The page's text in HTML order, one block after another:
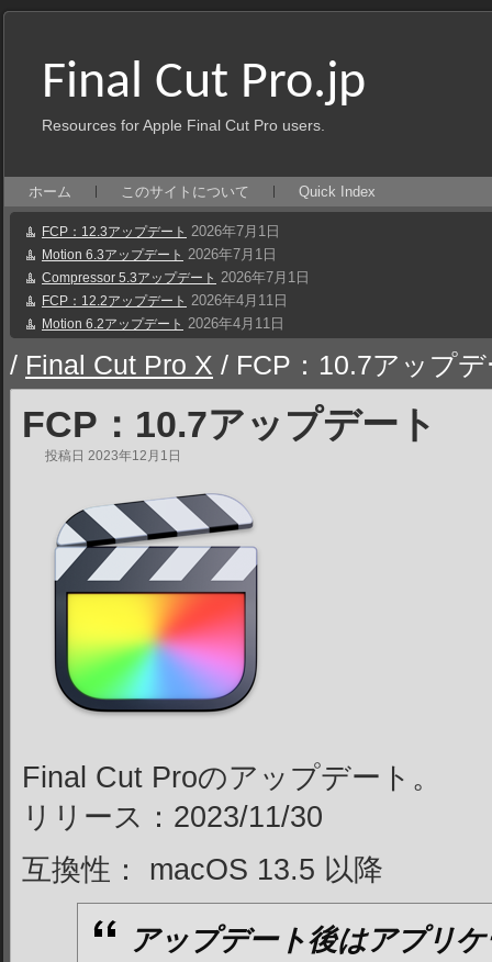
Final Cut Pro.jp
Resources for Apple Final Cut Pro users.
ホーム このサイトについて Quick Index
FCP：12.3アップデート 2026年7月1日
Motion 6.3アップデート 2026年7月1日
Compressor 5.3アップデート 2026年7月1日
FCP：12.2アップデート 2026年4月11日
Motion 6.2アップデート 2026年4月11日
/ Final Cut Pro X / FCP：10.7アップ
FCP：10.7アップデート
投稿日 2023年12月1日
Final Cut Proのアップデート。
リリース：2023/11/30
互換性： macOS 13.5 以降
アップデート後はアプリ